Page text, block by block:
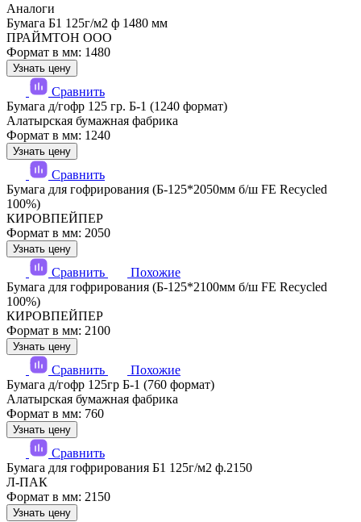
Аналоги
Бумага Б1 125г/м2 ф 1480 мм
ПРАЙМТОН ООО
Формат в мм: 1480
Узнать цену
Сравнить
Бумага д/гофр 125 гр. Б-1 (1240 формат)
Алатырская бумажная фабрика
Формат в мм: 1240
Узнать цену
Сравнить
Бумага для гофрирования (Б-125*2050мм б/ш FE Recycled
100%)
КИРОВПЕЙПЕР
Формат в мм: 2050
Узнать цену
Сравнить
Похожие
Бумага для гофрирования (Б-125*2100мм б/ш FE Recycled
100%)
КИРОВПЕЙПЕР
Формат в мм: 2100
Узнать цену
Сравнить
Похожие
Бумага д/гофр 125гр Б-1 (760 формат)
Алатырская бумажная фабрика
Формат в мм: 760
Узнать цену
Сравнить
Бумага для гофрирования Б1 125г/м2 ф.2150
Л-ПАК
Формат в мм: 2150
Узнать цену